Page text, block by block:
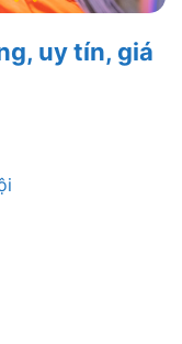
uy tín, giá